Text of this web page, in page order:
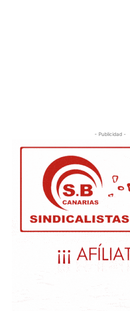
- Publicidad -